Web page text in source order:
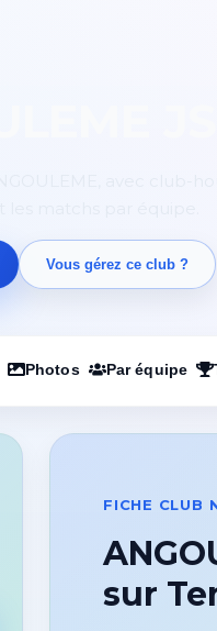
Vous gérez ce club ?
Photos Par équipe
FICHE CLUB
sur